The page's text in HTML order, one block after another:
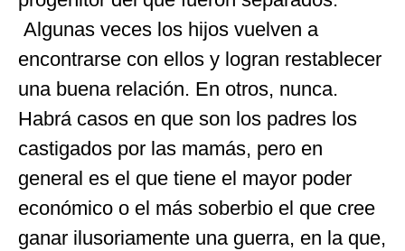
Algunas veces los hijos vuelven a
encontrarse con ellos y logran restablecer
una buena relación. En otros, nunca.
Habrá casos en que son los padres los
castigados por las mamás, pero en
general es el que tiene el mayor poder
económico o el más soberbio el que cree
ganar ilusoriamente una guerra, en la que,